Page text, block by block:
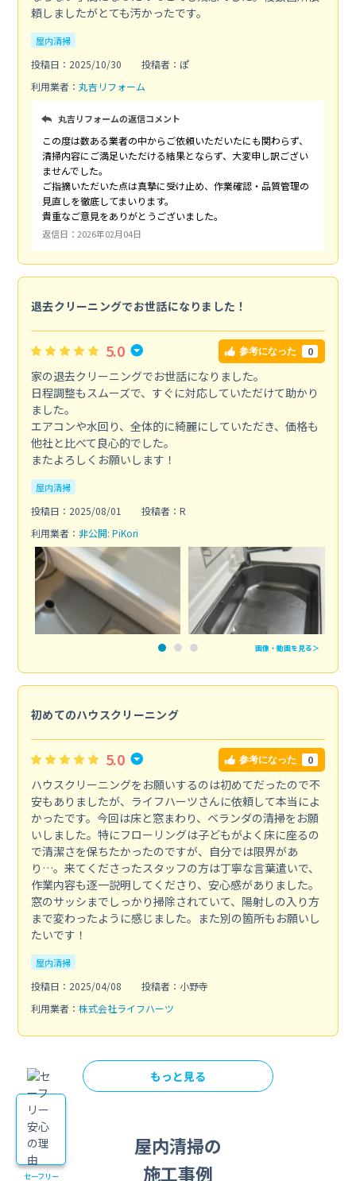
頼しましたがとても汚かったです。
屋内清掃
投稿日：2025/10/30
投稿者：ぽ
利用業者： 丸吉リフォーム
丸吉リフォームの返信コメント
この度は数ある業者の中からご依頼いただいたにも関わらず、
清掃内容にご満足いただける結果とならず、大変申し訳ござい
ませんでした。
ご指摘いただいた点は真摯に受け止め、作業確認・品質管理の
見直しを徹底してまいります。
貴重なご意見をありがとうございました。
返信日：2026年02月04日
退去クリーニングでお世話になりました！
5.0 参考になった 0
家の退去クリーニングでお世話になりました。
日程調整もスムーズで、すぐに対応していただけて助かり
ました。
エアコンや水回り、全体的に綺麗にしていただき、価格も
他社と比べて良心的でした。
またよろしくお願いします！
屋内清掃
投稿日：2025/08/01
投稿者：R
利用業者： 非公開: PiKori
画像・動画を見る＞
初めてのハウスクリーニング
5.0 参考になった 0
ハウスクリーニングをお願いするのは初めてだったので不
安もありましたが、ライフハーツさんに依頼して本当によ
かったです。今回は床と窓まわり、ベランダの清掃をお願
いしました。特にフローリングは子どもがよく床に座るの
で清潔さを保ちたかったのですが、自分では限界があ
り…。来てくださったスタッフの方は丁寧な言葉遣いで、
作業内容も逐一説明してくださり、安心感がありました。
窓のサッシまでしっかり掃除されていて、陽射しの入り方
まで変わったように感じました。また別の箇所もお願いし
たいです！
屋内清掃
投稿日：2025/04/08
投稿者：小野寺
利用業者： 株式会社ライフハーツ
もっと見る
屋内清掃の
施工事例
セーフリー